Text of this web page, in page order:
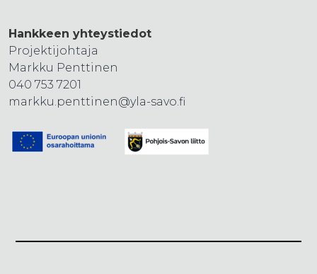
Hankkeen yhteystiedot
Projektijohtaja
Markku Penttinen
040 753 7201
markku.penttinen@yla-savo.fi